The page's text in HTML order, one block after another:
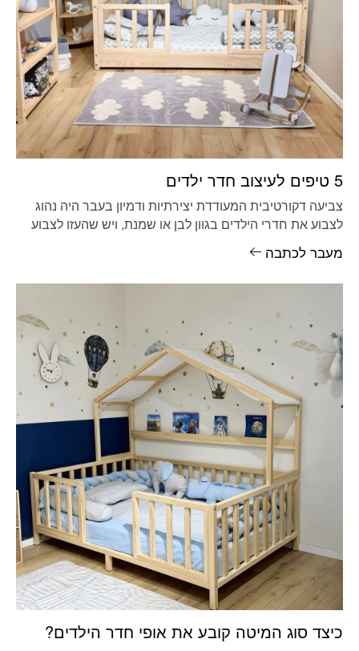
5 טיפים לעיצוב חדר ילדים
צביעה דקורטיבית המעודדת יצירתיות ודמיון בעבר היה נהוג
לצבוע את חדרי הילדים בגוון לבן או שמנת, ויש שהעזו לצבוע
מעבר לכתבה
כיצד סוג המיטה קובע את אופי חדר הילדים?